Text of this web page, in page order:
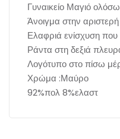
Γυναικείο Μαγιό
Άνοιγμα στην
Ελαφριά ενίσχυση που
Ράντα στη δεξιά
Λογότυπο στο πίσω
Χρώμα :Μαύρο
92%πολ 8%ελαστ